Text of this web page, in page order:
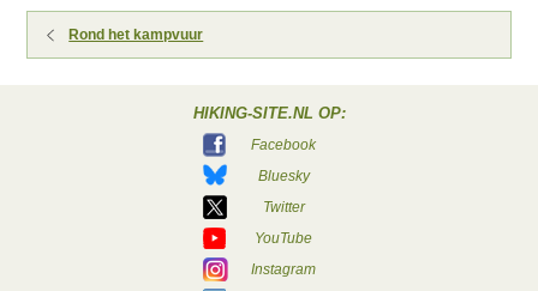
Rond het kampvuur
HIKING-SITE.NL OP:
Facebook
Bluesky
Twitter
YouTube
Instagram